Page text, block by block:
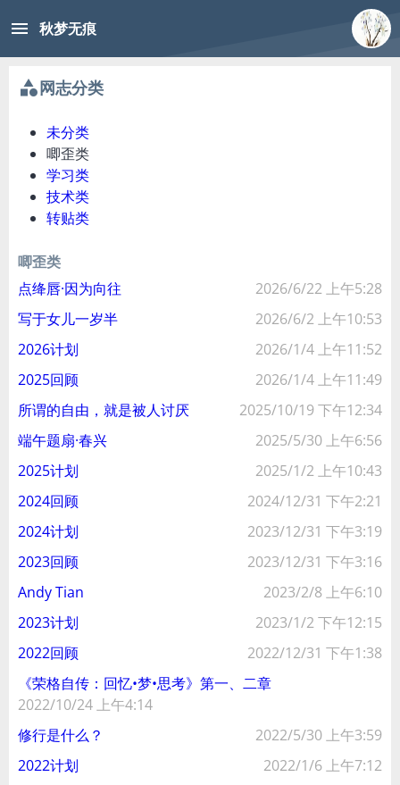
menu 秋梦无痕
category网志分类
未分类
唧歪类
学习类
技术类
转贴类
唧歪类
点绛唇·因为向往
2026/6/22 上午5:28
写于女儿一岁半
2026/6/2 上午10:53
2026计划
2026/1/4 上午11:52
2025回顾
2026/1/4 上午11:49
所谓的自由，就是被人讨厌
2025/10/19 下午12:34
端午题扇·春兴
2025/5/30 上午6:56
2025计划
2025/1/2 上午10:43
2024回顾
2024/12/31 下午2:21
2024计划
2023/12/31 下午3:19
2023回顾
2023/12/31 下午3:16
Andy Tian
2023/2/8 上午6:10
2023计划
2023/1/2 下午12:15
2022回顾
2022/12/31 下午1:38
《荣格自传：回忆•梦•思考》第一、二章
2022/10/24 上午4:14
修行是什么？
2022/5/30 上午3:59
2022计划
2022/1/6 上午7:12